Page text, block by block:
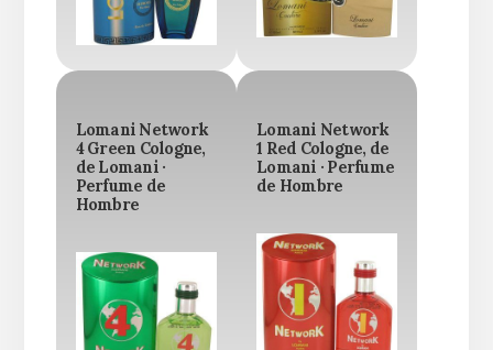
Lomani Network
4 Green Cologne,
de Lomani ·
Perfume de
Hombre
Lomani Network
1 Red Cologne, de
Lomani · Perfume
de Hombre